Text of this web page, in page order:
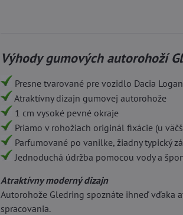
Výhody gumových autorohoží
Presne tvarované pre vozidlo Dacia
Atraktívny dizajn gumovej autorohože
1 cm vysoké pevné okraje
Priamo v rohožiach originál fixácie (u
Parfumované po vanilke, žiadny typický
Jednoduchá údržba pomocou vody a
Atraktívny moderný dizajn
Autorohože Gledring spoznáte ihneď vďaka
spracovania.